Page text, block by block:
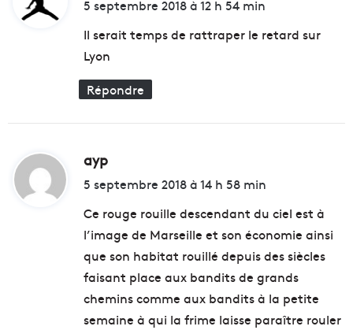
5 septembre 2018 à 12 h 54 min
Il serait temps de rattraper le retard sur
Lyon
Répondre
ayp
i
5 septembre 2018 à 14 h 58 min
Ce rouge rouille descendant du ciel est à
l’image de Marseille et son économie ainsi
que son habitat rouillé depuis des siècles
faisant place aux bandits de grands
chemins comme aux bandits à la petite
semaine à qui la frime laisse paraître rouler